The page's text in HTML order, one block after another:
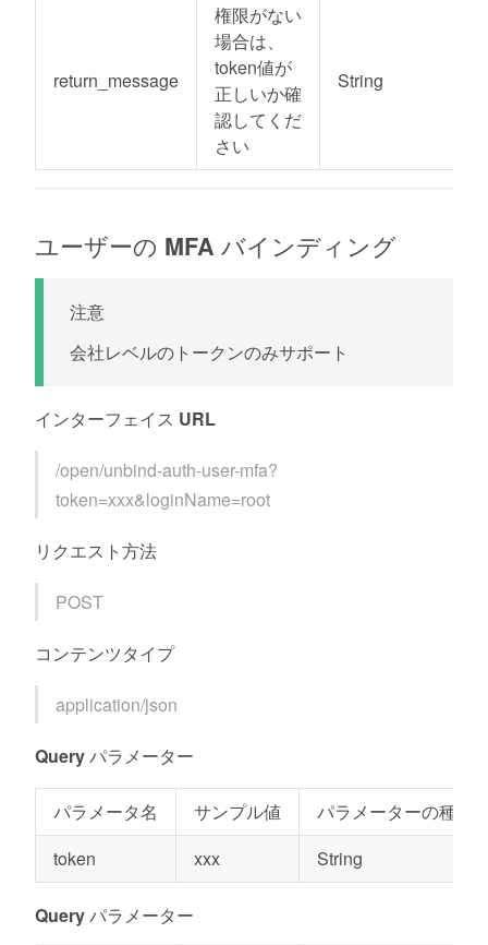
return_message
権限がない
場合は、
token値が
正しいか確
認してくだ
さい
String
ユーザーの MFA バインディング
注意
会社レベルのトークンのみサポート
インターフェイス URL
/open/unbind-auth-user-mfa?
token=xxx&loginName=root
リクエスト方法
POST
コンテンツタイプ
application/json
Query パラメーター
パラメータ名 サンプル値
パラメーターの種類
token
xxx String
Query パラメーター